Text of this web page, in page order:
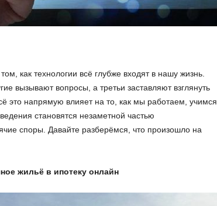
как технологии всё глубже входят в нашу жизнь.
вызывают вопросы, а третьи заставляют взглянуть
это напрямую влияет на то, как мы работаем, учимся
становятся незаметной частью
споры. Давайте разберёмся, что произошло на
жильё в ипотеку онлайн